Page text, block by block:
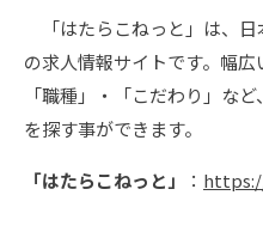
「はたらこねっと」は、日
の求⼈情報サイトです。幅
「職種」・「こだわり」な
を探す事ができます。
「はたらこねっと」 ：